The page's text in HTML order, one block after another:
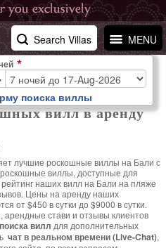
MENU
Search Villas
вилл в аренду
лучшие роскошные виллы на Бали с
виллы, доступные для
рейтинг наших вилл на Бали на пляже
Цены на аренду наших
от $450 в сутки до $9000 в сутки.
стави и отзывы клиентов
вилл для дополнительных
чат в реальном времени (Live-Chat),
поиска виллы